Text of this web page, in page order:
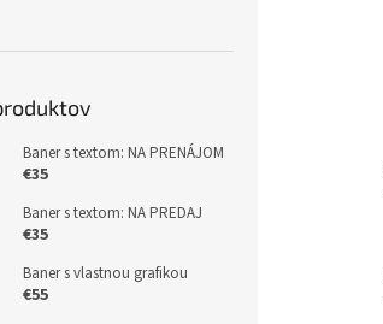
Baner s textom: NA PRENÁJOM
€35
Baner s textom: NA PREDAJ
€35
Baner s vlastnou grafikou
€55